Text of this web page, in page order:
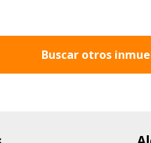
Buscar otros